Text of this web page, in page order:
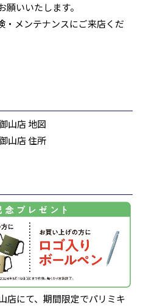
願いいたします。
・メンテナンスにご来店くだ
店にて、期間限定でパリミキ